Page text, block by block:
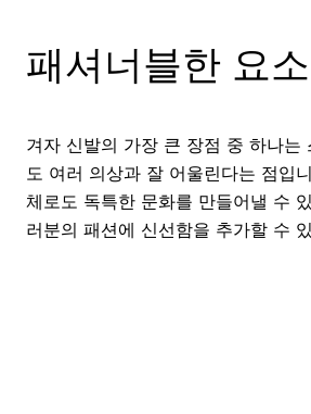
패셔너블한 요소
겨자 신발의 가장 큰 장점 중 하나는
도 여러 의상과 잘 어울린다는 점입
체로도 독특한 문화를 만들어낼 수
러분의 패션에 신선함을 추가할 수